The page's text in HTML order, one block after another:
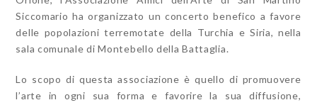
Siccomario ha organizzato un concerto benefico a favore
delle popolazioni terremotate della Turchia e Siria, nella
sala comunale di Montebello della Battaglia.
Lo scopo di questa associazione è quello di promuovere
l’arte in ogni sua forma e favorire la sua diffusione,